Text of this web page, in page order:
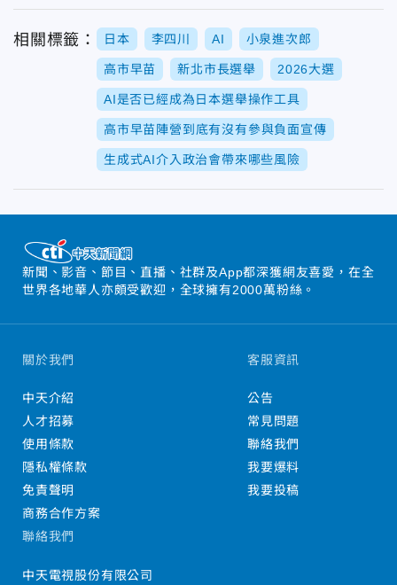
相關標籤： 日本 李四川 AI 小泉進次郎
高市早苗 新北市長選舉 2026大選
AI是否已經成為日本選舉操作工具
高市早苗陣營到底有沒有參與負面宣傳
生成式AI介入政治會帶來哪些風險
新聞、影音、節目、直播、社群及App都深獲網友喜愛，在全
世界各地華人亦頗受歡迎，全球擁有2000萬粉絲。
關於我們
中天介紹
人才招募
使用條款
隱私權條款
免責聲明
商務合作方案
客服資訊
公告
常見問題
聯絡我們
我要爆料
我要投稿
聯絡我們
中天電視股份有限公司